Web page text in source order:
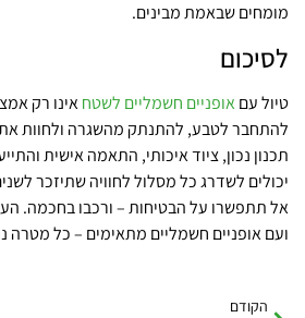
מומחים שבאמת מבינים.
לסיכום
טיול עם אופניים חשמליים לשטחאינו רק
להתחבר לטבע, להתנתק מהשגרה ולחוות
תכנון נכון, ציוד איכותי, התאמה אישית
יכולים לשדרג כל מסלול לחוויה שתיזכר
אל תתפשרו על הבטיחות – ורכבו בחכמה.
ועם אופניים חשמליים מתאימים – כל מטרה
הקודם